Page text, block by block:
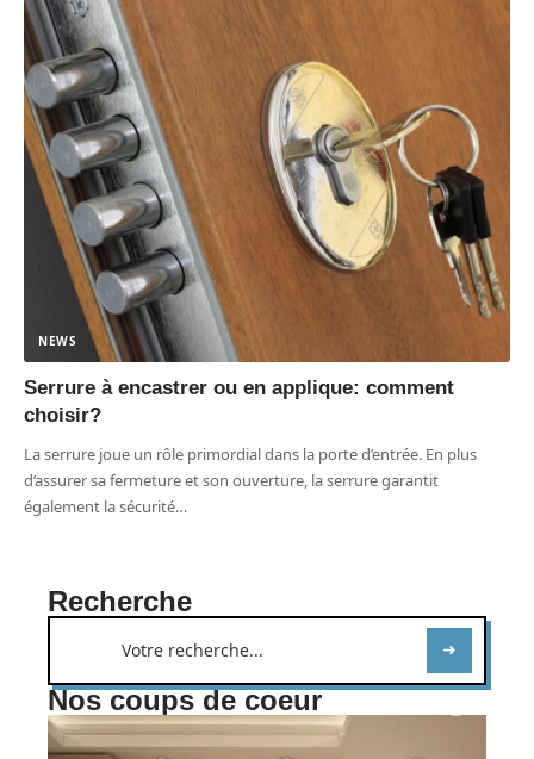
NEWS
Serrure à encastrer ou en applique: comment
choisir?
La serrure joue un rôle primordial dans la porte d’entrée. En plus
d’assurer sa fermeture et son ouverture, la serrure garantit
également la sécurité…
Recherche
Nos coups de coeur